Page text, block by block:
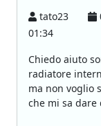
tato23
01:34
Chiedo aiuto
radiatore
ma non voglio
che mi sa